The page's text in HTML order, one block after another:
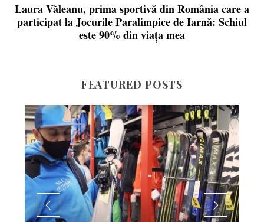
Laura Văleanu, prima sportivă din România care a
participat la Jocurile Paralimpice de Iarnă: Schiul
este 90% din viața mea
FEATURED POSTS